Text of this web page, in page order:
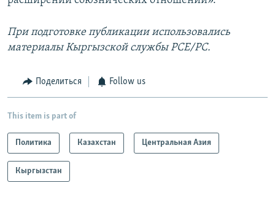
При подготовке публикации использовались
материалы Кыргызской службы РСЕ/РС.
Поделиться Follow us
This item is part of
Политика Казахстан Центральная Азия
Кыргызстан